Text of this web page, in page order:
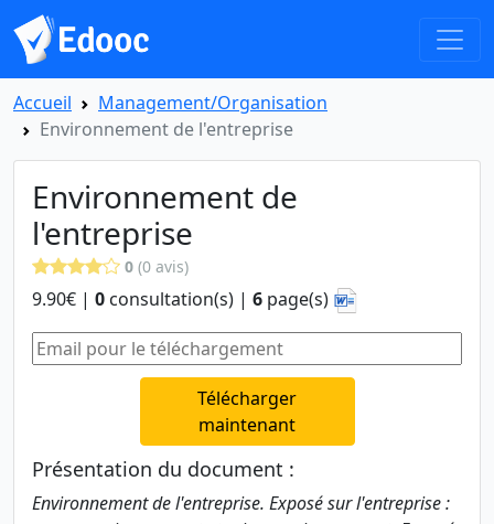
Accueil
Management/Organisation
Environnement de l'entreprise
Environnement de
l'entreprise
0 (0 avis)
9.90€ | 0 consultation(s) | 6 page(s)
Télécharger
maintenant
Présentation du document :
Environnement de l'entreprise. Exposé sur l'entreprise :